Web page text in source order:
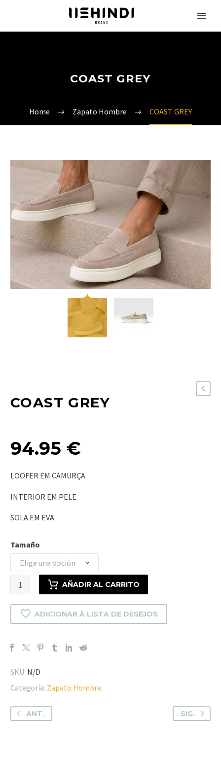
COAST GREY
Home Zapato Hombre COAST GREY
COAST GREY
94.95 €
LOOFER EM CAMURÇA
INTERIOR EM PELE
SOLA EM EVA
Tamaño
Elige una opción
COAST
GREY
cantidad
AÑADIR AL CARRITO
ADICIONAR À LISTA DE DESEJOS
SKU: N/D
Categoría: Zapato Hombre.
ANT. SIG.